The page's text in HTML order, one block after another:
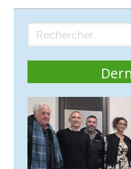
Rechercher